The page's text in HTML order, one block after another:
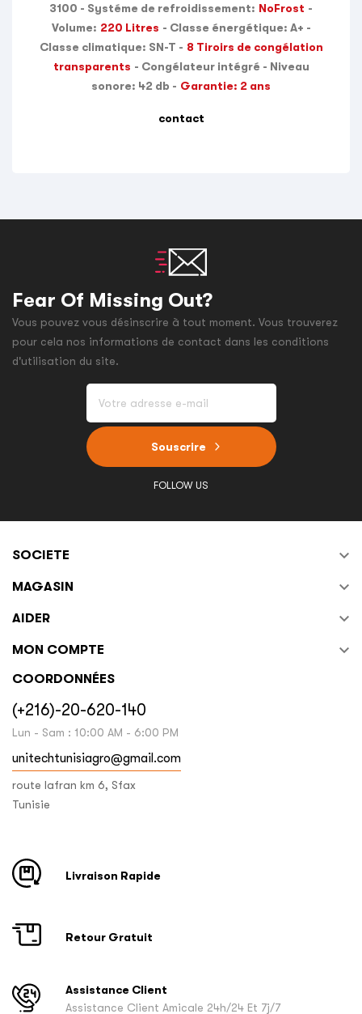
3100 - Systéme de refroidissement: NoFrost -
Volume: 220 Litres - Classe énergétique: A+ -
Classe climatique: SN-T - 8 Tiroirs de congélation
transparents - Congélateur intégré - Niveau
sonore: 42 db - Garantie: 2 ans
contact
Fear Of Missing Out?
Vous pouvez vous désinscrire à tout moment. Vous trouverez
pour cela nos informations de contact dans les conditions
d'utilisation du site.
Souscrire
FOLLOW US
SOCIETE 
MAGASIN 
AIDER 
MON COMPTE 
COORDONNÉES
(+216)-20-620-140
Lun - Sam : 10:00 AM - 6:00 PM
unitechtunisiagro@gmail.com
route lafran km 6, Sfax
Tunisie
Livraison Rapide
Retour Gratuit
Assistance Client
Assistance Client Amicale 24h/24 Et 7j/7